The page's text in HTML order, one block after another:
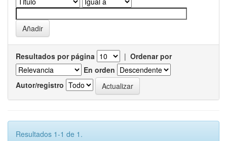
Resultados por página | Ordenar por
En orden
Autor/registro
Resultados 1-1 de 1.